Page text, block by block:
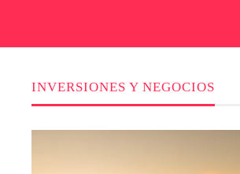
INVERSIONES Y NEGOCIOS